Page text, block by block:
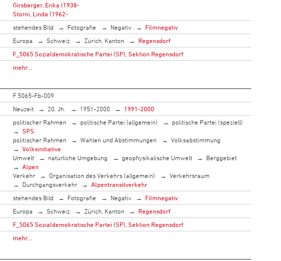
Girsberger, Erika (1938-
Storni, Linda (1962-
stehendes Bild Fotografie Negativ
Filmnegativ
Europa Schweiz Zürich, Kanton
Regensdorf
F_5065 Sozialdemokratische Partei (SP), Sektion Regensdorf
mehr…
F 5065-Fb-009
Neuzeit 20. Jh. 1951-2000
1991-2000
politischer Rahmen politische Partei (allgemein)
politische Partei (speziell)
SPS
politischer Rahmen
Wahlen und Abstimmungen
Volksabstimmung
Volksinitiative
Umwelt
natürliche Umgebung geophysikalische Umwelt
Berggebiet
Alpen
Verkehr
Organisation des Verkehrs (allgemein)
Verkehrsraum
Durchgangsverkehr
Alpentransitverkehr
stehendes Bild Fotografie Negativ
Filmnegativ
Europa Schweiz Zürich, Kanton
Regensdorf
F_5065 Sozialdemokratische Partei (SP), Sektion Regensdorf
mehr…